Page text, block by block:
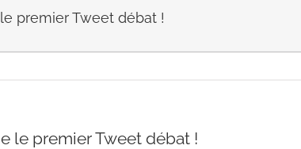
le premier Tweet débat !
le premier Tweet débat !